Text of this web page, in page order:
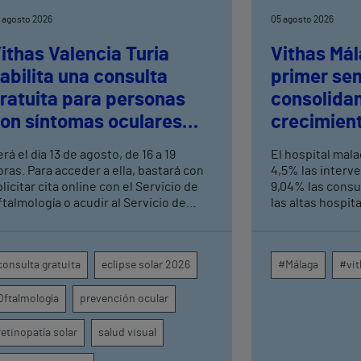
agosto 2026
Valencia Turia
una consulta
para personas
síntomas oculares
el eclipse solar
el día 13 de agosto, de 16 a 19
Para acceder a ella, bastará con
cita online con el Servicio de
o acudir al Servicio de
gratuita eclipse solar 2026
prevención ocular
solar salud visual
05 agosto 2026
Vithas
primer
consultas
altas
El hospital
4,5% las
9,04% las
las altas
centros
provincia
#Málaga